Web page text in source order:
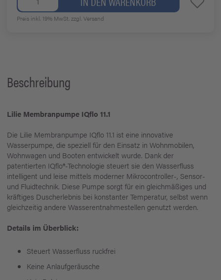
Preis inkl. 19% MwSt.zzgl. Versand
Beschreibung
Lilie Membranpumpe IQflo 11.1
Die Lilie Membranpumpe IQflo 11.1 ist eine innovative
Wasserpumpe, die speziell für den Einsatz in Wohnmobilen,
Wohnwagen und Booten entwickelt wurde. Dank der
patentierten IQflo®-Technologie steuert sie den Wasserfluss
intelligent und leise mittels moderner Mikrocontroller-, Sensor-
und Fluidtechnik. Diese Pumpe sorgt für ein gleichmäßiges und
kräftiges Duscherlebnis bei konstanter Temperatur, selbst wenn
gleichzeitig andere Wasserentnahmestellen genutzt werden.
Details im Überblick:
Steuert Wasserfluss ruckfrei
Keine Anlaufgeräusche